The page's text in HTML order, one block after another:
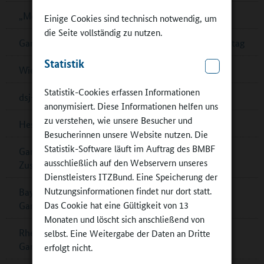
Einige Cookies sind technisch notwendig, um
die Seite vollständig zu nutzen.
Statistik
Statistik-Cookies erfassen Informationen
anonymisiert. Diese Informationen helfen uns
zu verstehen, wie unsere Besucher und
Besucherinnen unsere Website nutzen. Die
Statistik-Software läuft im Auftrag des BMBF
ausschließlich auf den Webservern unseres
Dienstleisters ITZBund. Eine Speicherung der
Nutzungsinformationen findet nur dort statt.
Das Cookie hat eine Gültigkeit von 13
Monaten und löscht sich anschließend von
selbst. Eine Weitergabe der Daten an Dritte
erfolgt nicht.
„Mein Bildungsraum“ in Ganztagsschulen
Ganztagsschulverband: Demokratiebildung im Ganztag
Wiener „Wasserschulen“
dsj-Bewegungskampagne MOVE wird fortgesetzt
Hessen: Musikalische Bildung in Ober-Ramstadt
Ganztagskongress zu multiprofessioneller
Zusammenarbeit in Berlin
Bayern: Pädagogische Fachkräfte für
Ganztagsbetreuung
Rheinland-Pfalz: Musikalisches Zusammenspiel im
Ganztag